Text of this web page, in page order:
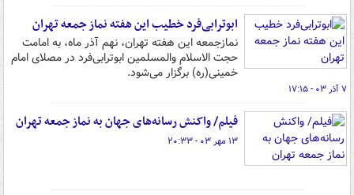
ابوترابی‌فرد خطیب این هفته نماز جمعه تهران
نمازجمعه این هفته تهران، نهم آذر ماه، به امامت
حجت الاسلام والمسلمین ابوترابی‌فرد در مصلای امام
خمینی(ره) برگزار می‌شود.
۷ آذر ۰۳ - ۱۷:۱۵
فیلم/ واکنش رسانه‌های جهان به نماز جمعه تهران
۱۳ مهر ۰۳ - ۲۰:۳۳